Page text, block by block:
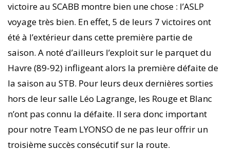
victoire au SCABB montre bien une chose : l’ASLP
voyage très bien. En effet, 5 de leurs 7 victoires ont
été à l’extérieur dans cette première partie de
saison. A noté d’ailleurs l’exploit sur le parquet du
Havre (89-92) infligeant alors la première défaite de
la saison au STB. Pour leurs deux dernières sorties
hors de leur salle Léo Lagrange, les Rouge et Blanc
n’ont pas connu la défaite. Il sera donc important
pour notre Team LYONSO de ne pas leur offrir un
troisième succès consécutif sur la route.